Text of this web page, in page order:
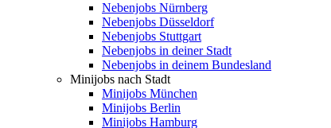
Nebenjobs Nürnberg
Nebenjobs Düsseldorf
Nebenjobs Stuttgart
Nebenjobs in deiner Stadt
Nebenjobs in deinem Bundesland
Minijobs nach Stadt
Minijobs München
Minijobs Berlin
Minijobs Hamburg